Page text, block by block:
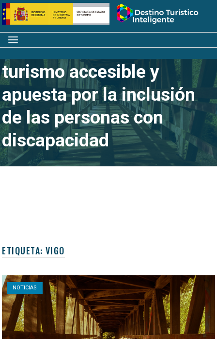
Saltar
al
contenido
Inicio
Menú
España se adapta al
turismo accesible y
apuesta por la inclusión
de las personas con
discapacidad
ETIQUETA: VIGO
NOTICIAS
Open post